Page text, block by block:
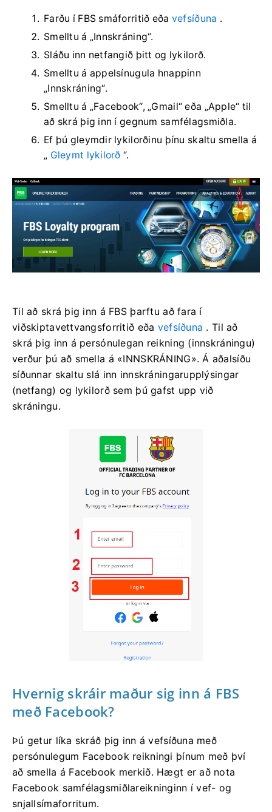
Farðu í FBS smáforritið eða vefsíðuna .
Smelltu á „Innskráning“.
Sláðu inn netfangið þitt og lykilorð.
Smelltu á appelsínugula hnappinn
„Innskráning“.
Smelltu á „Facebook“, „Gmail“ eða „Apple“ til
að skrá þig inn í gegnum samfélagsmiðla.
Ef þú gleymdir lykilorðinu þínu skaltu smella á
„ Gleymt lykilorð “.
Til að skrá þig inn á FBS þarftu að fara í
viðskiptavettvangsforritið eða vefsíðuna . Til að
skrá þig inn á persónulegan reikning (innskráningu)
verður þú að smella á «INNSKRÁNING». Á aðalsíðu
síðunnar skaltu slá inn innskráningarupplýsingar
(netfang) og lykilorð sem þú gafst upp við
skráningu.
Hvernig skráir maður sig inn á FBS
með Facebook?
Þú getur líka skráð þig inn á vefsíðuna með
persónulegum Facebook reikningi þínum með því
að smella á Facebook merkið. Hægt er að nota
Facebook samfélagsmiðlareikninginn í vef- og
snjallsímaforritum.